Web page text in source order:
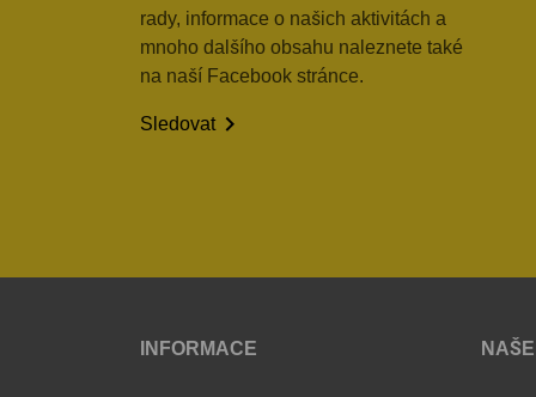
rady, informace o našich aktivitách a
mnoho dalšího obsahu naleznete také
na naší Facebook stránce.
Sledovat
INFORMACE